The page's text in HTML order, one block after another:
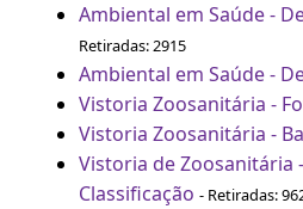
Ambiental em Saúde -
Retiradas: 2915
Ambiental em Saúde -
Vistoria Zoosanitária -
Vistoria Zoosanitária -
Vistoria de Zoosanitária
Classificação - Retiradas: